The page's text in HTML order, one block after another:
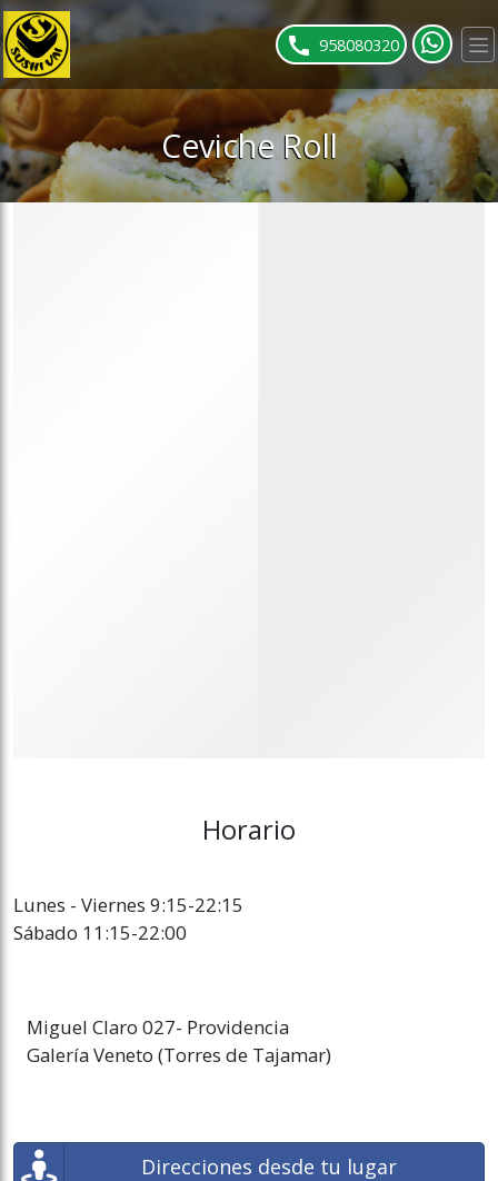
slideout menu. 958080320
Ceviche Roll
Horario
Lunes - Viernes 9:15-22:15
Sábado 11:15-22:00
Miguel Claro 027- Providencia
Galería Veneto (Torres de Tajamar)
Direcciones desde tu lugar